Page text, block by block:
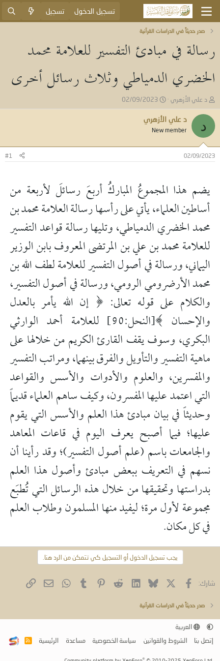
تسجيل الدخول تسجيل
صدر حديثاً في الدراسات القرآنية
رسالة في مبادئ التفسير للعلامة محمد
الخضري الدمياطي وثلاث رسائل أخرى
ب
ا
د
ئ
ل
م
و
ع
د علي الأزهري
ت
ا
ر
ي
خ
ب
02/09/2023
د د علي الأزهري
New member
02/09/2023
#1
يضم هذا المجموعُ المباركُ أربعَ رسائلَ لأربعة من
أساطين العلماء، يأتي على رأسها رسالة العلامة محمد بن
محمد الخضري الدمياطي، وتليها رسالة قواعد التفسير
للعلامة محمد بن علي بن المرتضى المعروف بابن الوزير
اليماني، ورسالة في أصول التفسير للعلامة لطف الله بن
محمد الأرضرومي الرومي، ورسالة في أصول التفسير،
والكلام على قوله تعالى: ﴿ إن الله يأمر بالعدل
والإحسان ﴾[النحل:90] للعلامة أحمد الوارثي
البكري، وسوف يقف القارئ الكريم من خلالها على
ماهية التفسير والتأويل والفرق بينهما، ومراتب التفسير
والمفسرين، والعلوم والأدوات والأسس والقواعد
التي اعتمد عليها المفسرون، وكيف ساهم العلماء قديماً
وحديثاً في بيان مبادئ هذا العلم والأسس التي يقوم
عليها؛ فيما أصبح يعرف اليوم في قاعات المعاهد
والجامعات باسم (علم أصول التفسير)؛ وقد رأينا أن
نسهم في التعريف ببعض مبادئ وأصول هذا العلم
بدراستها وتحقيقها من خلال هذه الرسائل التي تُطبَع
مجموعة لأول مرة؛ ليفيد منها المسلمون وطلاب العلم
في كل مكان.
يجب تسجيل الدخول أو التسجيل كي تتمكن من الرد هنا.
شارك: فيسبوك X (Twitter)
Bluesky
LinkedIn
Reddit
Pinterest
Tumblr
WhatsApp
البريد
صدر حديثاً في الدراسات القرآنية
العربية
إتصل بنا
الشروط والقوانين سياسة الخصوصية مساعدة الرئيسية
R
®